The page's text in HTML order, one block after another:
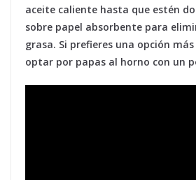
aceite caliente hasta que estén
sobre papel absorbente para
grasa. Si prefieres una opción
optar por papas al horno con un